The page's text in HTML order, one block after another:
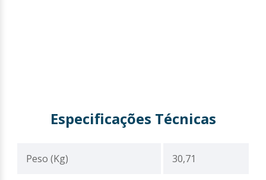
Especificações Técnicas
Peso (Kg) 30,71